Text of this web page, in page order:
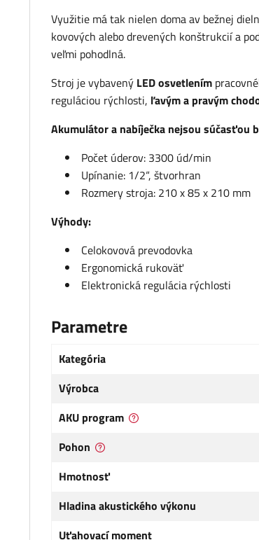
Využitie má tak nielen doma av bežnej
kovových alebo drevených konštrukcií a
veľmi pohodlná.
Stroj je vybavený LED osvetlením
reguláciou rýchlosti, ľavým a pravým
Akumulátor a nabíječka nejsou súčasťou
Počet úderov: 3300 úd/min
Upínanie: 1/2“, štvorhran
Rozmery stroja: 210 x 85 x 210 mm
Výhody:
Celokovová prevodovka
Ergonomická rukoväť
Elektronická regulácia rýchlosti
Parametre
Kategória
Výrobca
AKU program
Pohon
Hmotnosť
Hladina akustického výkonu
Uťahovací moment